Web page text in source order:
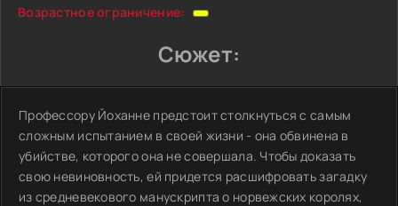
Возрастное ограничение:
Сюжет:
Профессору Йоханне предстоит столкнуться с самым
сложным испытанием в своей жизни - она обвинена в
убийстве, которого она не совершала. Чтобы доказать
свою невиновность, ей придется расшифровать загадку
из средневекового манускрипта о норвежских королях,